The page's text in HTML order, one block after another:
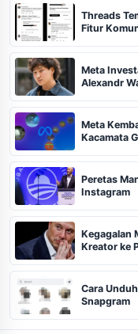
Threads
Fitur
Meta
Alexandr
Meta
Kacamata
Peretas
Instagram
Kegagalan
Kreator ke
Cara
Snapgram